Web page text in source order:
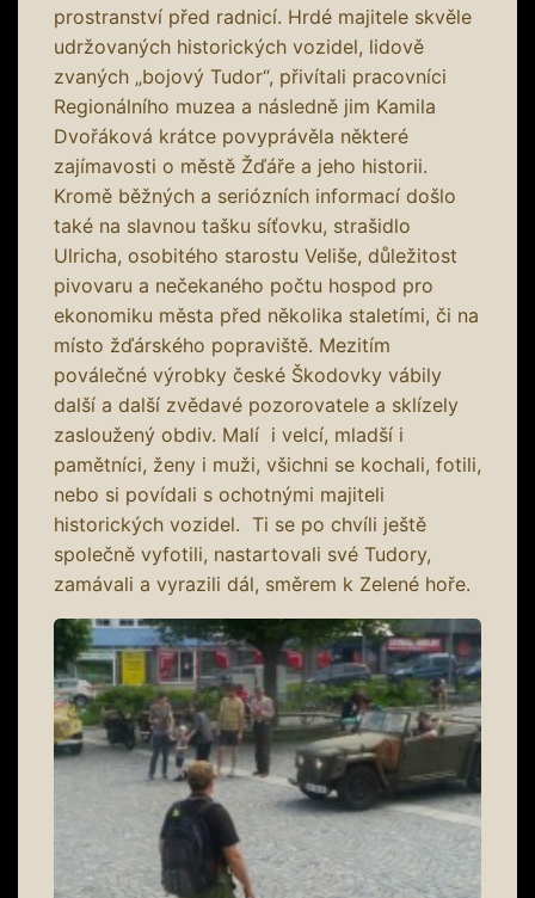
prostranství před radnicí. Hrdé majitele skvěle
udržovaných historických vozidel, lidově
zvaných „bojový Tudor“, přivítali pracovníci
Regionálního muzea a následně jim Kamila
Dvořáková krátce povyprávěla některé
zajímavosti o městě Žďáře a jeho historii.
Kromě běžných a seriózních informací došlo
také na slavnou tašku síťovku, strašidlo
Ulricha, osobitého starostu Veliše, důležitost
pivovaru a nečekaného počtu hospod pro
ekonomiku města před několika staletími, či na
místo žďárského popraviště. Mezitím
poválečné výrobky české Škodovky vábily
další a další zvědavé pozorovatele a sklízely
zasloužený obdiv. Malí i velcí, mladší i
pamětníci, ženy i muži, všichni se kochali, fotili,
nebo si povídali s ochotnými majiteli
historických vozidel. Ti se po chvíli ještě
společně vyfotili, nastartovali své Tudory,
zamávali a vyrazili dál, směrem k Zelené hoře.